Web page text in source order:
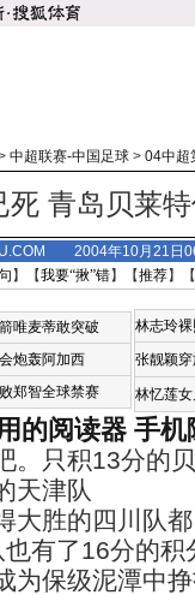
中超联赛-中国足球 > 04中超
死 青岛贝莱
2004年10月21日
】【我要“揪”错】【推荐】
唯麦蒂敢突破
炮轰阿加西
郑智全球禁赛
林志玲
张靓颖
林忆莲
的阅读器 手机
只积13分的贝
天津队
胜的四川队都
有了16分的
为保级泥潭中